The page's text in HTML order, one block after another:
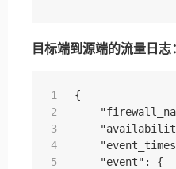
目标端到源端的流量日志
{
    "event": {